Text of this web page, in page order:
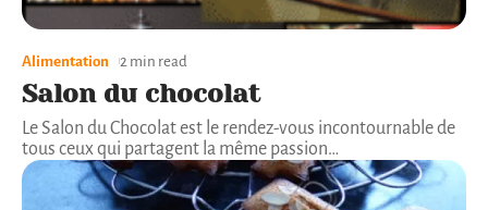
Alimentation 2 min read
Salon du chocolat
Le Salon du Chocolat est le rendez-vous incontournable de
tous ceux qui partagent la même passion…